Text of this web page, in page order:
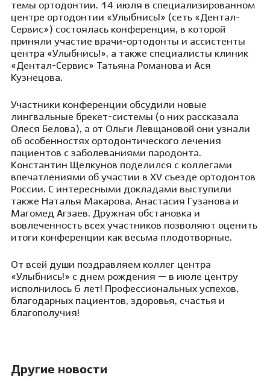
темы ортодонтии. 14 июля в специализированном
центре ортодонтии «Улыбнись!» (сеть «Дентал-
Сервис») состоялась конференция, в которой
приняли участие врачи-ортодонты и ассистенты
центра «Улыбнись!», а также специалисты клиник
«Дентал-Сервис» Татьяна Романова и Ася
Кузнецова.
Участники конференции обсудили новые
лингвальные брекет-системы (о них рассказала
Олеся Белова), а от Ольги Левщановой они узнали
об особенностях ортодонтического лечения
пациентов с заболеваниями пародонта.
Константин Щелкунов поделился с коллегами
впечатлениями об участии в XV съезде ортодонтов
России. С интересными докладами выступили
также Наталья Макарова, Анастасия Гузанова и
Магомед Агзаев. Дружная обстановка и
вовлечeнность всех участников позволяют оценить
итоги конференции как весьма плодотворные.
От всей души поздравляем коллег центра
«Улыбнись!» с днем рождения — в июле центру
исполнилось 6 лет! Профессиональных успехов,
благодарных пациентов, здоровья, счастья и
благополучия!
Другие новости